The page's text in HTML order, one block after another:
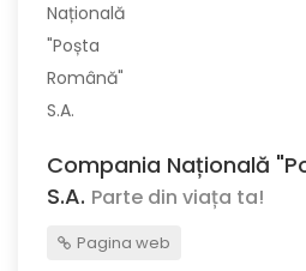
Compania Națională
S.A. Parte din viața ta!
Pagina web